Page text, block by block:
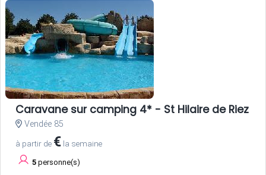
Caravane sur camping 4* - St Hilaire de Riez -
Vendée 85
à partir de € la semaine
5 personne(s)